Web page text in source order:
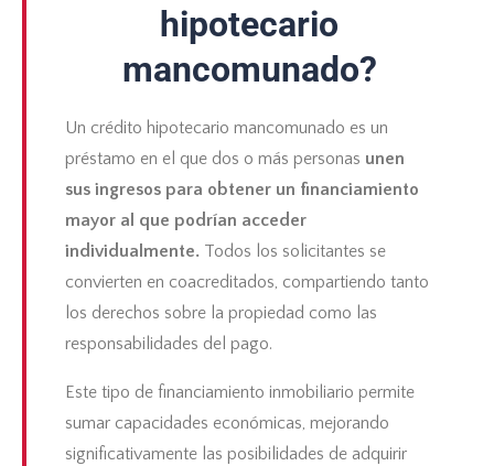
hipotecario
mancomunado?
Un crédito hipotecario mancomunado es un
préstamo en el que dos o más personas unen
sus ingresos para obtener un financiamiento
mayor al que podrían acceder
individualmente. Todos los solicitantes se
convierten en coacreditados, compartiendo tanto
los derechos sobre la propiedad como las
responsabilidades del pago.
Este tipo de financiamiento inmobiliario permite
sumar capacidades económicas, mejorando
significativamente las posibilidades de adquirir